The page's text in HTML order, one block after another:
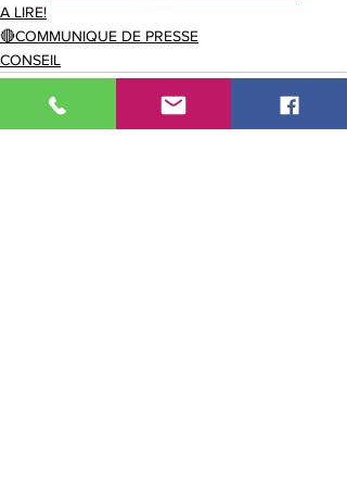
A LIRE!
🔴COMMUNIQUE DE PRESSE
CONSEIL